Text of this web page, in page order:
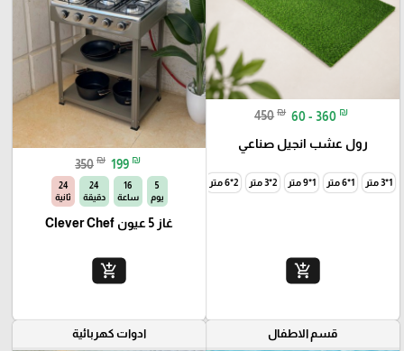
450 ₪ 60 - 360 ₪
رول عشب انجيل صناعي
1*3 متر 1*6 متر 1*9 متر 2*3 متر 2*6 متر
add_shopping_cart
350 ₪ 199 ₪
5
يوم
16
ساعة
24
دقيقة
22
ثانية
غاز 5 عيون Clever Chef
add_shopping_cart
قسم الاطفال ادوات كهربائية